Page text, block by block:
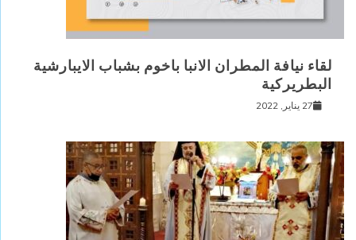
لقاء نيافة المطران الانبا باخوم بشباب الايبارشية
البطريركية
27 يناير, 2022